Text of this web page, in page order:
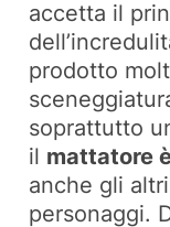
accetta il
prodotto
soprattutto
il mattatore
anche gli
personaggi.